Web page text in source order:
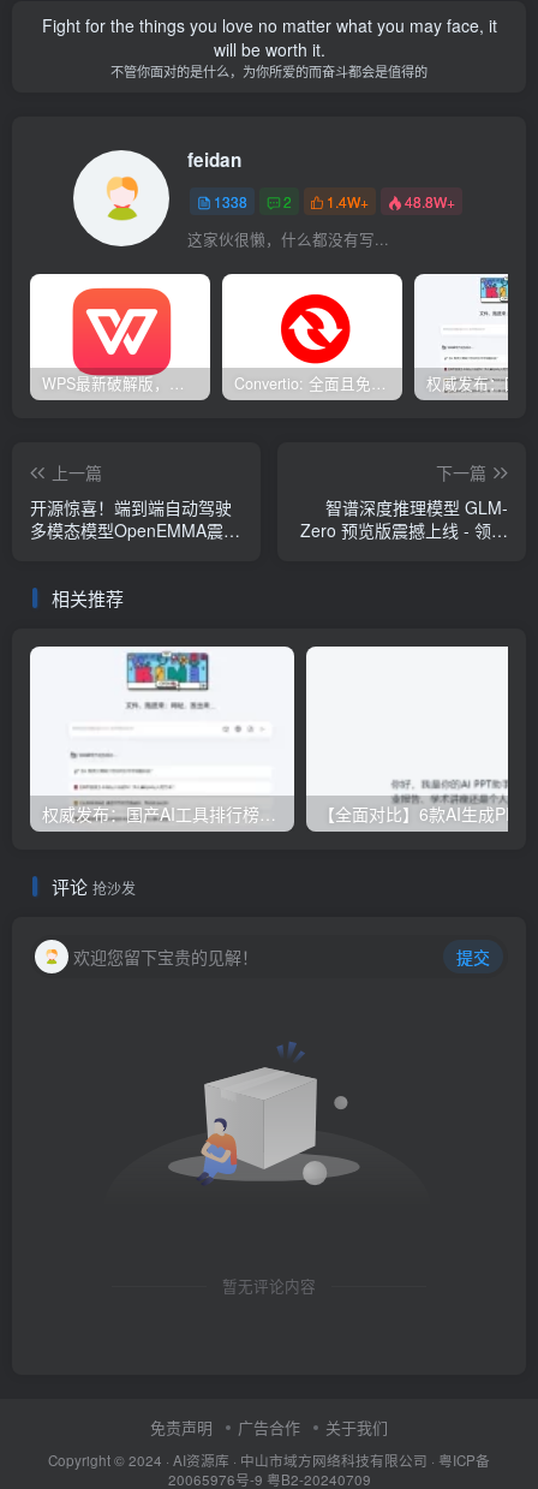
Fight for the things you love no matter what you may face, it
will be worth it.
不管你面对的是什么，为你所爱的而奋斗都会是值得的
feidan
1338 2 1.4W+ 48.8W+
这家伙很懒，什么都没有写...
上一篇
开源惊喜！端到端自动驾驶
多模态模型OpenEMMA震撼
下一篇
智谱深度推理模型 GLM-
Zero 预览版震撼上线 - 领先
相关推荐
权威发布：国产AI工具排行榜TOP10，必备神器一览无余
评论 抢沙发
欢迎您留下宝贵的见解！ 提交
暂无评论内容
免责声明 广告合作 关于我们
Copyright © 2024 · AI资源库 · 中山市域方网络科技有限公司 · 粤ICP备
20065976号-9 粤B2-20240709